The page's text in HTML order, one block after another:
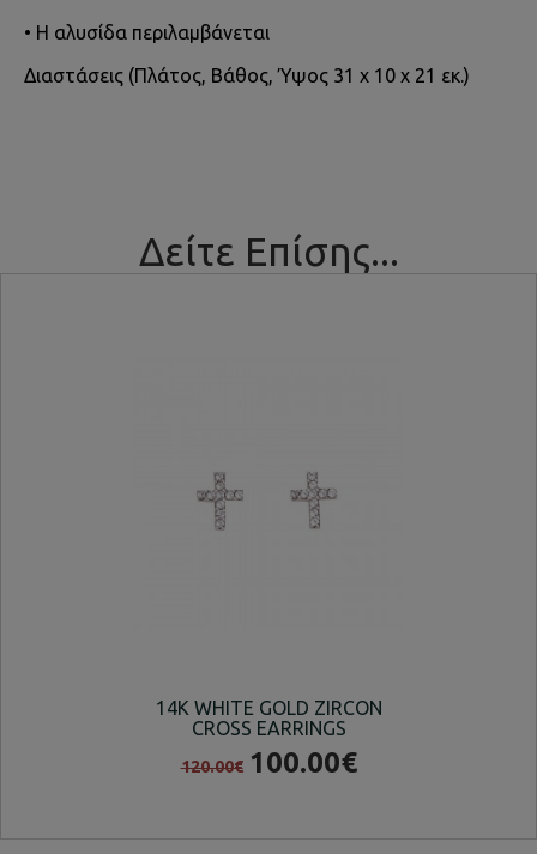
• Η αλυσίδα περιλαμβάνεται
Διαστάσεις (Πλάτος, Βάθος, Ύψος 31 x 10 x 21 εκ.)
Δείτε Επίσης...
14K WHITE GOLD ZIRCON
CROSS EARRINGS
120.00€ 100.00€